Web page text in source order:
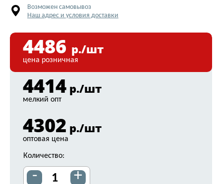
Возможен самовывоз
Наш адрес и условия доставки
4486 р./шт
цена розничная
4414 р./шт
мелкий опт
4302 р./шт
оптовая цена
Количество:
- +